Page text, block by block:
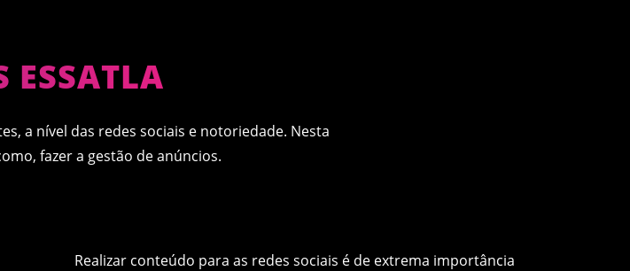
ESSATLA
a nível das redes sociais e notoriedade. Nesta
fazer a gestão de anúncios.
Realizar conteúdo para as redes sociais é de extrema importância